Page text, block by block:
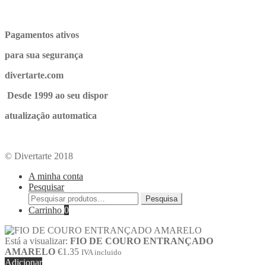
Pagamentos ativos
para sua segurança
divertarte.com
Desde 1999 ao seu dispor
atualização automatica
© Divertarte 2018
A minha conta
Pesquisar
Pesquisa
Carrinho 0
Está a visualizar: FIO DE COURO ENTRANÇADO
AMARELO €1.35 IVA incluido
Adicionar